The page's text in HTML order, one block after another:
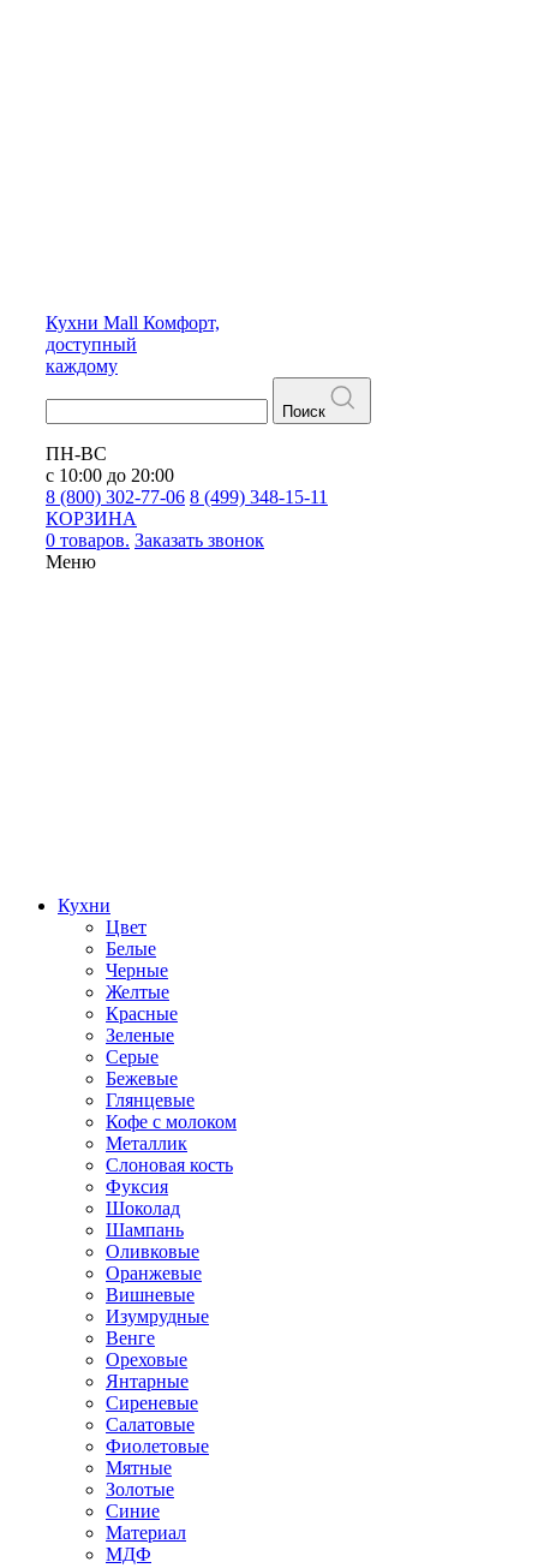
Кухни Mall Комфорт,
доступный
каждому
Поиск
ПН-ВС
с 10:00 до 20:00
8 (800) 302-77-06 8 (499) 348-15-11
КОРЗИНА
0 товаров. Заказать звонок
Меню
Кухни
Цвет
Белые
Черные
Желтые
Красные
Зеленые
Серые
Бежевые
Глянцевые
Кофе с молоком
Металлик
Слоновая кость
Фуксия
Шоколад
Шампань
Оливковые
Оранжевые
Вишневые
Изумрудные
Венге
Ореховые
Янтарные
Сиреневые
Салатовые
Фиолетовые
Мятные
Золотые
Синие
Материал
МДФ